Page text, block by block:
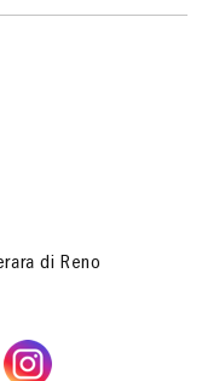
di Reno